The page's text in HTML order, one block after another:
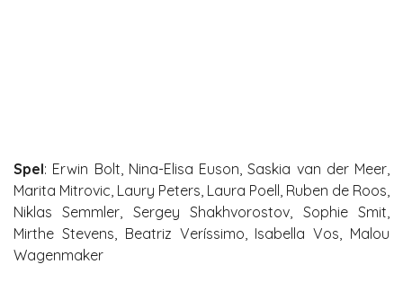
Spel: Erwin Bolt, Nina-Elisa Euson, Saskia van der Meer,
Marita Mitrovic, Laury Peters, Laura Poell, Ruben de Roos,
Niklas Semmler, Sergey Shakhvorostov, Sophie Smit,
Mirthe Stevens, Beatriz Veríssimo, Isabella Vos, Malou
Wagenmaker